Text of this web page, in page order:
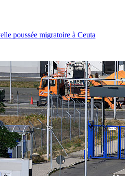
poussée migratoire à Ceuta